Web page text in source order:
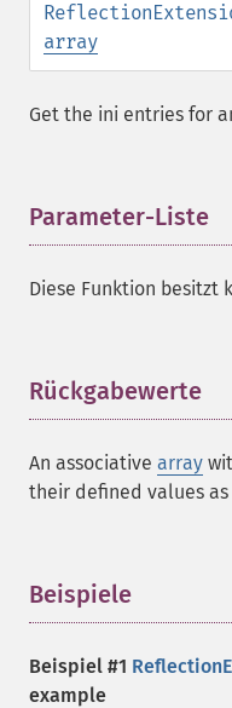
array
Get the ini entries for
Parameter-Liste
Diese Funktion besitzt
Rückgabewerte
An associative array
their defined values as
Beispiele
Beispiel #1
example